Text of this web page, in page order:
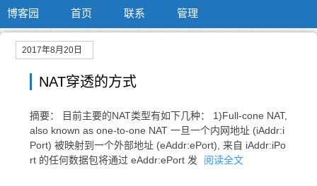
博客园 首页 联系 管理
2017年8月20日
NAT穿透的方式
摘要： 目前主要的NAT类型有如下几种： 1)Full-cone NAT,
also known as one-to-one NAT 一旦一个内网地址 (iAddr:i
Port) 被映射到一个外部地址 (eAddr:ePort), 来自 iAddr:iPo
rt 的任何数据包将通过 eAddr:ePort 发
阅读全文